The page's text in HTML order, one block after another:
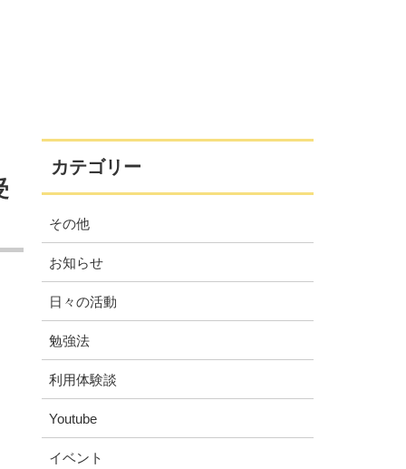
カテゴリー
その他
お知らせ
日々の活動
勉強法
利用体験談
Youtube
イベント